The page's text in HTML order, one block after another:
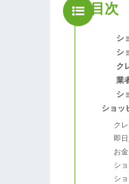
目次
シ
シ
ク
業
シ
ショッ
ク
即
お
シ
シ